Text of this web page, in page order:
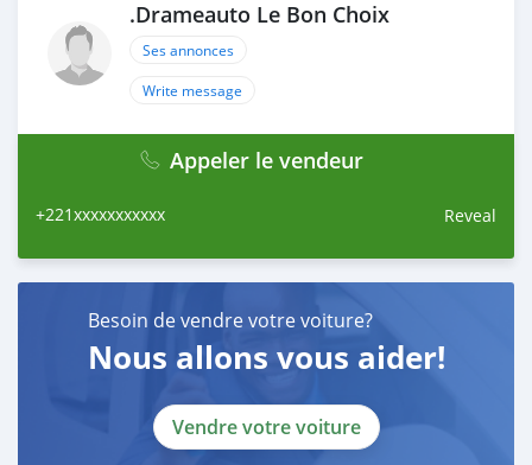
.Drameauto Le Bon Choix
Ses annonces
Write message
Appeler le vendeur
+221xxxxxxxxxxx Reveal
Besoin de vendre votre voiture?
Nous allons vous aider!
Vendre votre voiture